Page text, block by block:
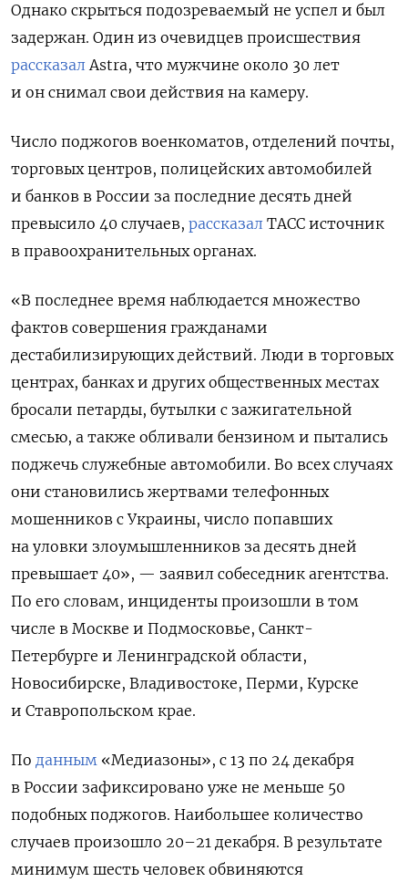
Однако скрыться подозреваемый не успел и был
задержан. Один из очевидцев происшествия
рассказалAstra, что мужчине около 30 лет
и он снимал свои действия на камеру.
Число поджогов военкоматов, отделений почты,
торговых центров, полицейских автомобилей
и банков в России за последние десять дней
превысило 40 случаев, рассказал ТАСС источник
в правоохранительных органах.
«В последнее время наблюдается множество
фактов совершения гражданами
дестабилизирующих действий. Люди в торговых
центрах, банках и других общественных местах
бросали петарды, бутылки с зажигательной
смесью, а также обливали бензином и пытались
поджечь служебные автомобили. Во всех случаях
они становились жертвами телефонных
мошенников с Украины, число попавших
на уловки злоумышленников за десять дней
превышает 40», — заявил собеседник агентства.
По его словам, инциденты произошли в том
числе в Москве и Подмосковье, Санкт-
Петербурге и Ленинградской области,
Новосибирске, Владивостоке, Перми, Курске
и Ставропольском крае.
По данным «Медиазоны», с 13 по 24 декабря
в России зафиксировано уже не меньше 50
подобных поджогов. Наибольшее количество
случаев произошло 20–21 декабря. В результате
минимум шесть человек обвиняются